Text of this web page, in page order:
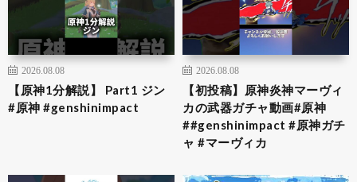
2026.08.08
【原神1分解説】 Part1 ジン
#原神 #genshinimpact
2026.08.08
【初投稿】原神炎神マーヴィ
カの武器ガチャ動画#原神
##genshinimpact #原神ガチ
ャ #マーヴィカ